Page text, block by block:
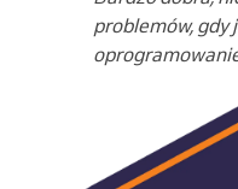
problemów, gdy